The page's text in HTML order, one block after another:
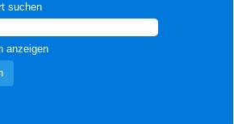
suchen
anzeigen